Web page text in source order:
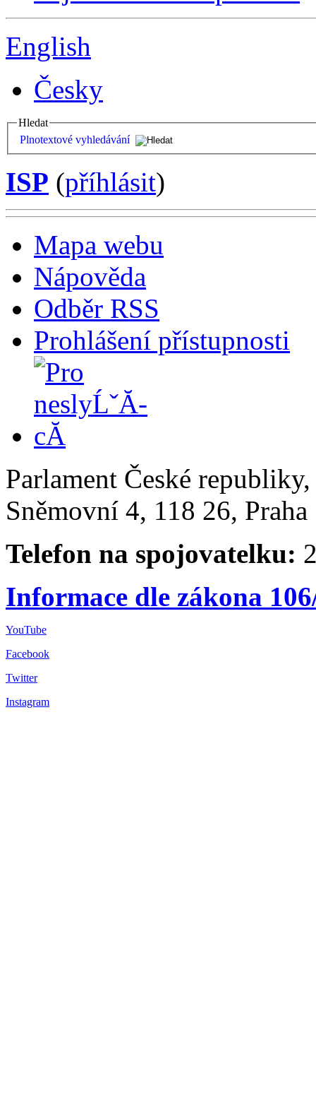
English
Česky
Hledat
Plnotextové vyhledávání
ISP (příhlásit)
Mapa webu
Nápověda
Odběr RSS
Prohlášení přístupnosti
Parlament České
Sněmovní 4, 118 26,
Telefon na spojovatelku:
Informace dle zákona
YouTube
Facebook
Twitter
Instagram